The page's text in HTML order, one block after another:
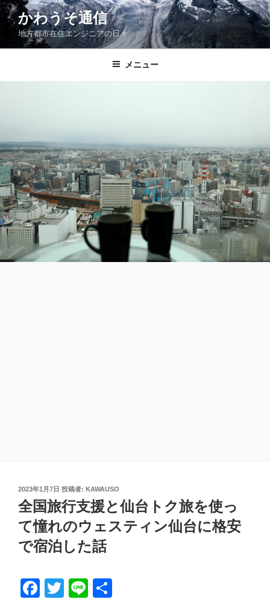
コ
ン
ン
かわうそ通信
地方都市在住エンジニアの日々
メニュー
投
稿
日:
2023年1月7日 投稿者: KAWAUSO
全国旅行支援と仙台トク旅を使っ
て憧れのウェスティン仙台に格安
で宿泊した話
F
T
Li